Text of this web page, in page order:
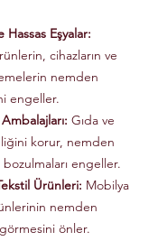
Hassas Eşyalar:
cihazların ve
nemden
engeller.
Gıda ve
korur, nemden
bozulmaları engeller.
Ürünleri: Mobilya
nemden
önler.